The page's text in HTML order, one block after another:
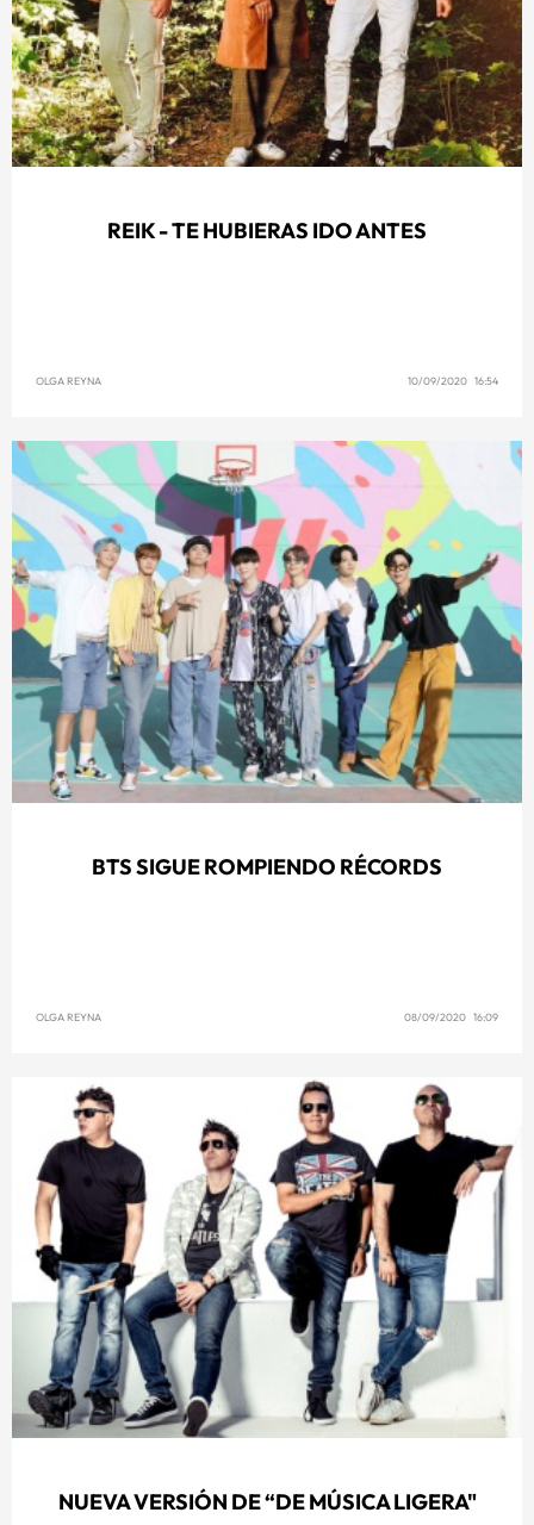
REIK - TE HUBIERAS IDO ANTES
OLGA REYNA 10/09/2020 16:54
BTS SIGUE ROMPIENDO RÉCORDS
OLGA REYNA 08/09/2020 16:09
NUEVA VERSIÓN DE “DE MÚSICA LIGERA"